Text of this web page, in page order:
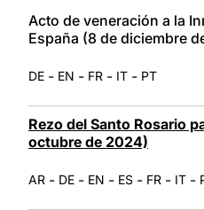
Acto de veneración a la
España (8 de diciembre
DE - EN - FR - IT - PT
Rezo del Santo Rosario
octubre de 2024)
AR - DE - EN - ES - FR - IT -